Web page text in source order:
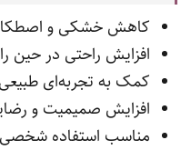
کاهش خشکی و
افزایش راحتی در حین
کمک به تجربه‌ای طبیعی
افزایش صمیمیت و
مناسب استفاده شخصی